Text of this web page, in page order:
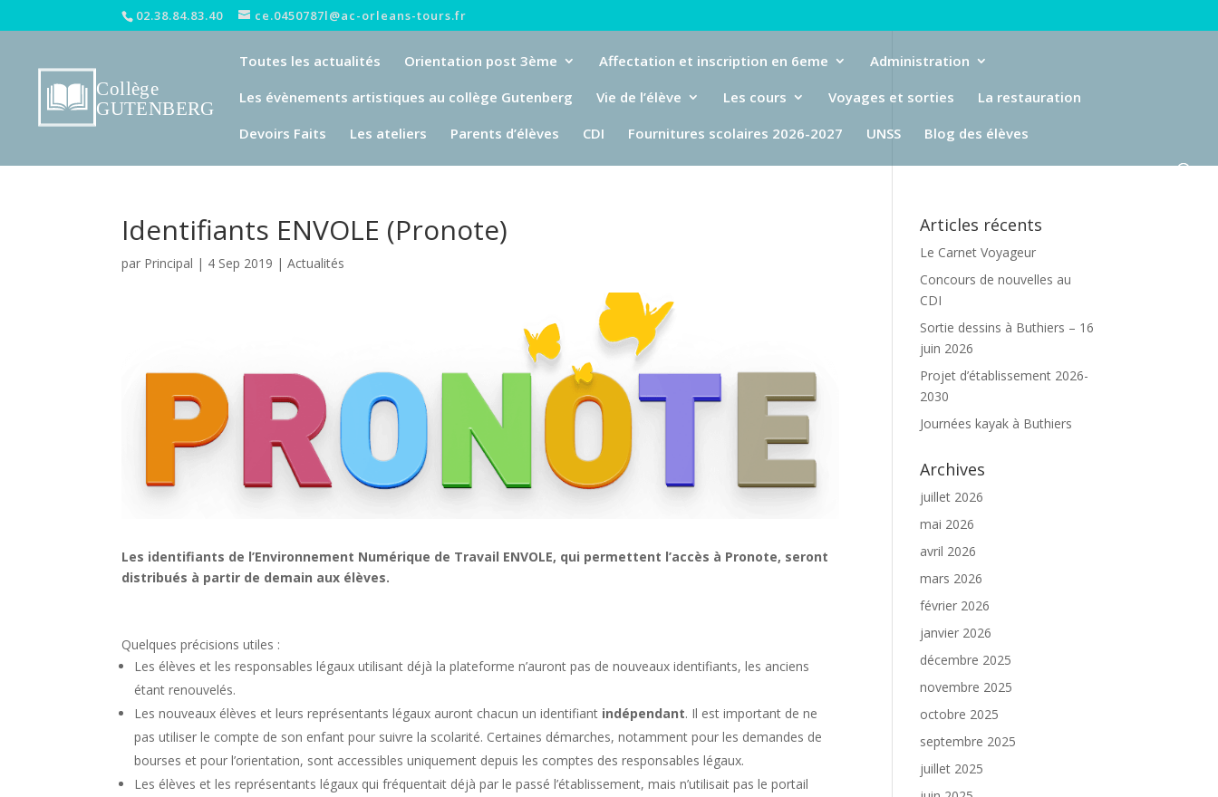
02.38.84.83.40 ce.0450787l@ac-orleans-tours.fr
Toutes les actualités Orientation post 3ème Affectation et inscription en 6eme
Administration
Les évènements artistiques au collège Gutenberg
Vie de l’élève Les cours Voyages et sorties
La restauration
Devoirs Faits
Les ateliers Parents d’élèves CDI Fournitures scolaires 2026-2027 UNSS Blog des élèves
Identifiants ENVOLE (Pronote)
par Principal | 4 Sep 2019 |Actualités
Les identifiants de l’Environnement Numérique de Travail ENVOLE, qui permettent l’accès à Pronote, seront
distribués à partir de demain aux élèves.
Quelques précisions utiles :
Les élèves et les responsables légaux utilisant déjà la plateforme n’auront pas de nouveaux identifiants, les anciens
étant renouvelés.
Les nouveaux élèves et leurs représentants légaux auront chacun un identifiant indépendant. Il est important de ne
pas utiliser le compte de son enfant pour suivre la scolarité. Certaines démarches, notamment pour les demandes de
bourses et pour l’orientation, sont accessibles uniquement depuis les comptes des responsables légaux.
Les élèves et les représentants légaux qui fréquentait déjà par le passé l’établissement, mais n’utilisait pas le portail
Articles récents
Le Carnet Voyageur
Concours de nouvelles au
CDI
Sortie dessins à Buthiers – 16
juin 2026
Projet d’établissement 2026-
2030
Journées kayak à Buthiers
Archives
juillet 2026
mai 2026
avril 2026
mars 2026
février 2026
janvier 2026
décembre 2025
novembre 2025
octobre 2025
septembre 2025
juillet 2025